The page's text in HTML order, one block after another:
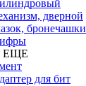
дверной
бронечашки
ЕЩЕ
для бит